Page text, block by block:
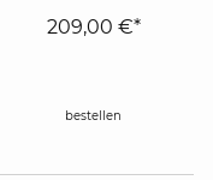
209,00 €*
bestellen